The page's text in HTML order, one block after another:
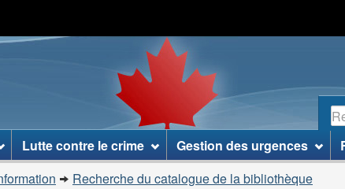
au
contenu
principal
à
«
propos
ce
site
»
à
la
version
simplifiée
Lutte contre le crime Gestion des urgences
Recherche du catalogue de la bibliothèque